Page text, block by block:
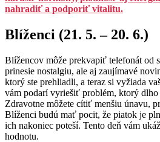
nahradiť a podporiť vitalitu.
Blíženci (21. 5. – 20. 6.)
Blížencov môže prekvapiť telefonát od
prinesie nostalgiu, ale aj zaujímavé
ktorý ste prehliadli, a teraz si vyžiada
vám podarí vyriešiť problém, ktorý
Zdravotne môžete cítiť menšiu únavu,
Blíženci budú mať pocit, že piatok je
ich nakoniec poteší. Tento deň vám
hodnotu.